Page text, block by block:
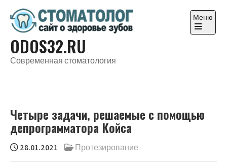
содержимому
ODOS32.RU
Современная стоматология
Меню
Откройте
Четыре задачи, решаемые с помощью
депрограмматора Койса
28.01.2021 Протезирование